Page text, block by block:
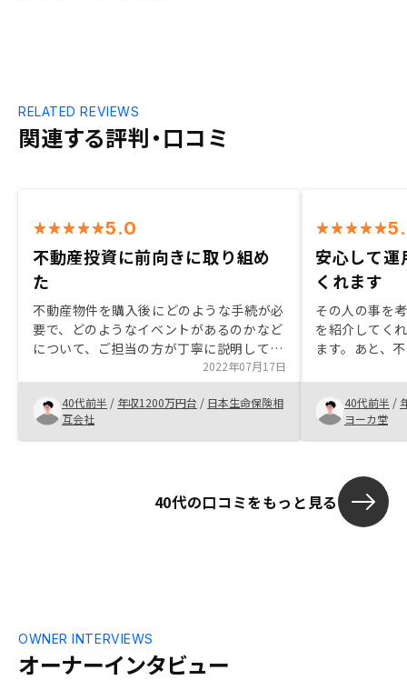
関連する評判・口コミ
RELATED REVIEWS
5.0
不動産投資に前向きに取り組め
た
不動産物件を購入後にどのような手続が必
要で、どのようなイベントがあるのかなど
について、ご担当の方が丁寧に説明してく
れたのが良かった点です。物件管理や確定
申告の負荷軽減のためのツールも充実して
いて、大変心強いです。節税の効果につい
てもっと詳しく説明してほしかったです。
また、確定申告のためのサポートツールの
2022年07月17日
40代前半 / 年収1200万円台 / 日本生命保険相
互会社
安心して運
くれます
その人の事を
を紹介してく
ます。あと、
感じました。
なくしてくれ
す。
40代前半 /
ヨーカ堂
40代の口コミをもっと見る
オーナーインタビュー
OWNER INTERVIEWS